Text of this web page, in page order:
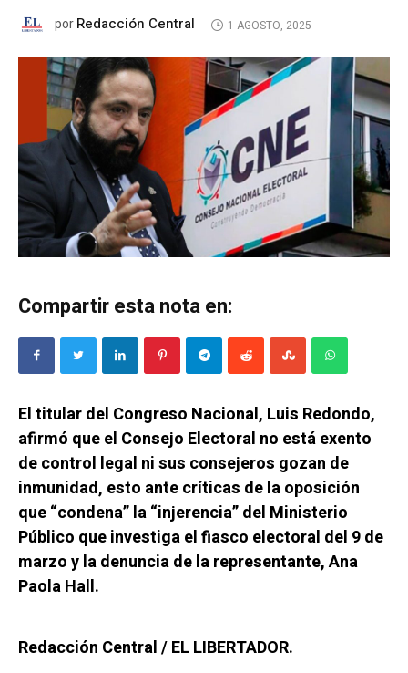
porRedacción Central 1 AGOSTO, 2025
Compartir esta nota en:
El titular del Congreso Nacional, Luis Redondo,
afirmó que el Consejo Electoral no está exento
de control legal ni sus consejeros gozan de
inmunidad, esto ante críticas de la oposición
que “condena” la “injerencia” del Ministerio
Público que investiga el fiasco electoral del 9 de
marzo y la denuncia de la representante, Ana
Paola Hall.
Redacción Central / EL LIBERTADOR.